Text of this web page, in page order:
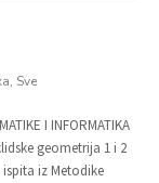
, Sve
I INFORMATIKA
geometrija 1 i 2
ispita iz Metodike